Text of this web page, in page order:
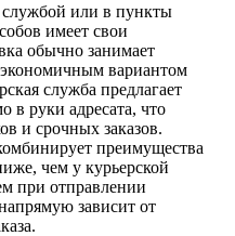
службой или в пункты
имеет свои
обычно занимает
вариантом
служба предлагает
в руки адресата, что
и срочных заказов.
преимущества
чем у курьерской
при отправлении
зависит от